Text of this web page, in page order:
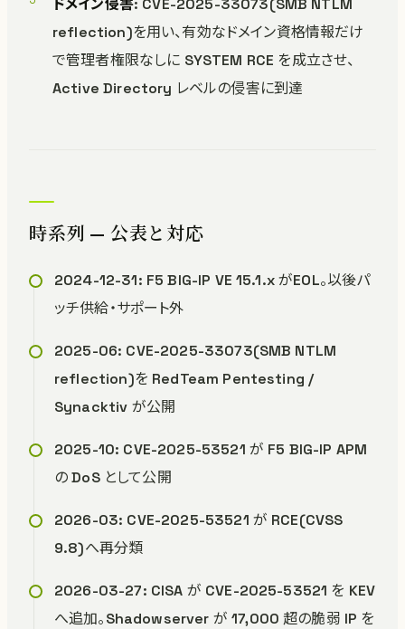
ドメイン侵害: CVE-2025-33073(SMB NTLM
reflection)を用い、有効なドメイン資格情報だけ
で管理者権限なしに SYSTEM RCE を成立させ、
Active Directory レベルの侵害に到達
時系列 — 公表と対応
2024-12-31: F5 BIG-IP VE 15.1.x がEOL。以後パ
ッチ供給・サポート外
2025-06: CVE-2025-33073(SMB NTLM
reflection)を RedTeam Pentesting /
Synacktiv が公開
2025-10: CVE-2025-53521 が F5 BIG-IP APM
の DoS として公開
2026-03: CVE-2025-53521 が RCE(CVSS
9.8)へ再分類
2026-03-27: CISA が CVE-2025-53521 を KEV
へ追加。Shadowserver が 17,000 超の脆弱 IP を